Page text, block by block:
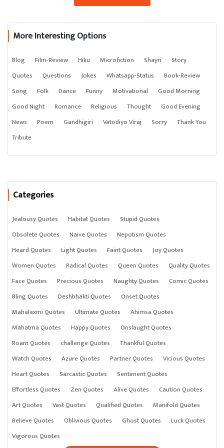
More Interesting Options
Blog Film-Review Hiku Microfiction Shayri
Story
Quotes
Questions Jokes Whatsapp-Status
Book-Review
Song
Folk Dance Funny Motivational
Good Morning
Good Night
Romance Religious Thought
Good Evening
News
Poem Gandhigiri Vatodiyo Viraj Sorry
Thank You
Tribute
Categories
Jealousy Quotes Habitat Quotes
Stupid Quotes
Obsolete Quotes
Naive Quotes
Nepotism Quotes
Heard Quotes
Light Quotes Faint Quotes
Joy Quotes
Women Quotes
Radical Quotes Queen Quotes
Quality Quotes
Face Quotes
Precious Quotes Naughty Quotes
Comic Quotes
Bling Quotes
Deshbhakti Quotes
Onset Quotes
Mahalaxmi Quotes
Ultimate Quotes
Ahimsa Quotes
Mahatma Quotes
Happy Quotes
Onslaught Quotes
Roam Quotes
challenge Quotes
Thankful Quotes
Watch Quotes
Azure Quotes Partner Quotes
Vicious Quotes
Heart Quotes
Sarcastic Quotes
Sentiment Quotes
Effortless Quotes
Zen Quotes Alive Quotes
Caution Quotes
Art Quotes
Vast Quotes Qualified Quotes
Manifold Quotes
Believe Quotes
Oblivious Quotes Ghost Quotes
Luck Quotes
Vigorous Quotes